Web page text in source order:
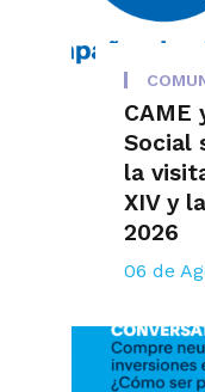
CAME
Social
la
XIV y
2026
06 de